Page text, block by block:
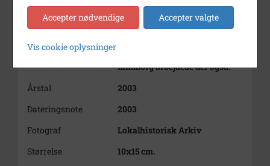
Bemærkning
Grundlagt 1921 i Næstved af
Axel Fr. Petersen. Flyttet til
Humlebæk i 1937.
Lindborg arbejdede der også.
Årstal
2003
Dateringsnote
2003
Fotograf
Lokalhistorisk Arkiv
Størrelse
10x15 cm.
Accepter nødvendige Accepter valgte
Vis cookie oplysninger